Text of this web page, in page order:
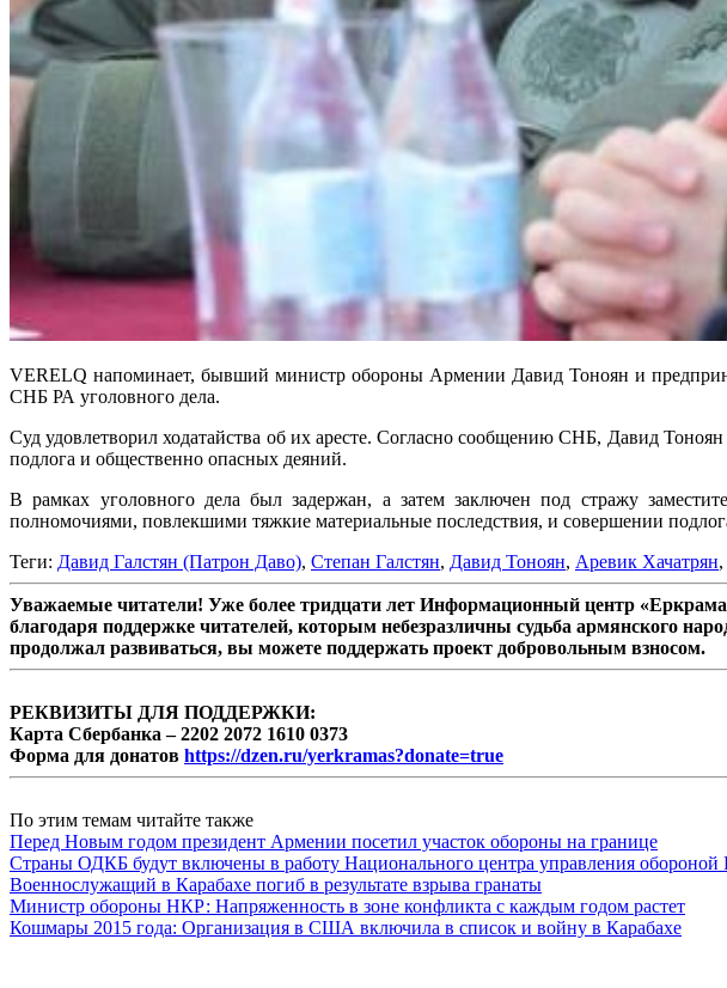
VERELQ напоминает, бывший министр обороны Армении Давид Тоноян и
СНБ РА уголовного дела.
Суд удовлетворил ходатайства об их аресте. Согласно сообщению СНБ, Давид
подлога и общественно опасных деяний.
В рамках уголовного дела был задержан, а затем заключен под стражу
полномочиями, повлекшими тяжкие материальные последствия, и совершении
Теги: Давид Галстян (Патрон Даво), Степан Галстян, Давид Тоноян, Аревик Хачатрян,
Уважаемые читатели! Уже более тридцати лет Информационный центр
благодаря поддержке читателей, которым небезразличны судьба армянского
продолжал развиваться, вы можете поддержать проект добровольным взносом.
РЕКВИЗИТЫ ДЛЯ ПОДДЕРЖКИ:
Карта Сбербанка – 2202 2072 1610 0373
Форма для донатов https://dzen.ru/yerkramas?donate=true
По этим темам читайте также
Перед Новым годом президент Армении посетил участок обороны на границе
Страны ОДКБ будут включены в работу Национального центра управления
Военнослужащий в Карабахе погиб в результате взрыва гранаты
Министр обороны НКР: Напряженность в зоне конфликта с каждым годом растет
Кошмары 2015 года: Организация в США включила в список и войну в Карабахе